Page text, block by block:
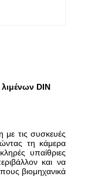
DIN
τις συσκευές
τη κάμερα
υπαίθριες
και να
βιομηχανικά